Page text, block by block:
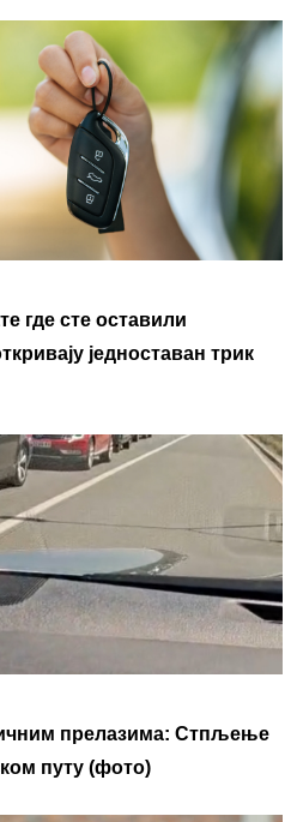
где сте оставили
једноставан трик
прелазима: Стпљење
путу (фото)